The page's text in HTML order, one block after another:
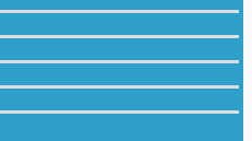
Sony; Axis; Arecont;